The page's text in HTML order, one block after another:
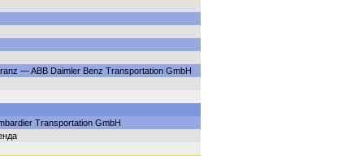
— ABB Daimler Benz Transportation GmbH
Transportation GmbH